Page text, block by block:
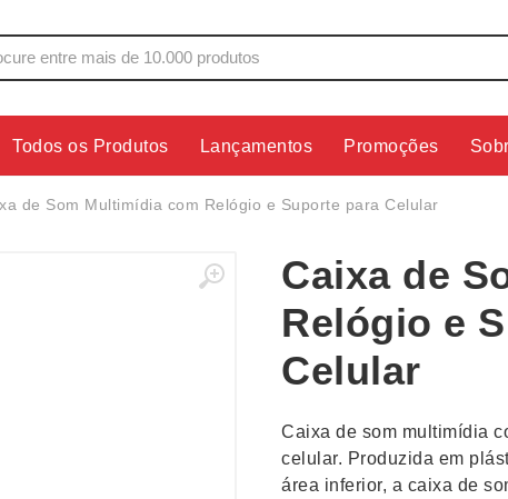
Copos
Cuidados Pessoais
Estojos
Fones de
Kit
Lanternas
Todos os Produtos Lançamentos Promoções
de Som Multimídia com Relógio e Suporte para Celular
Caixa de
Relógio e
Celular
Caixa de som multimídia
celular. Produzida em
área inferior, a caixa de